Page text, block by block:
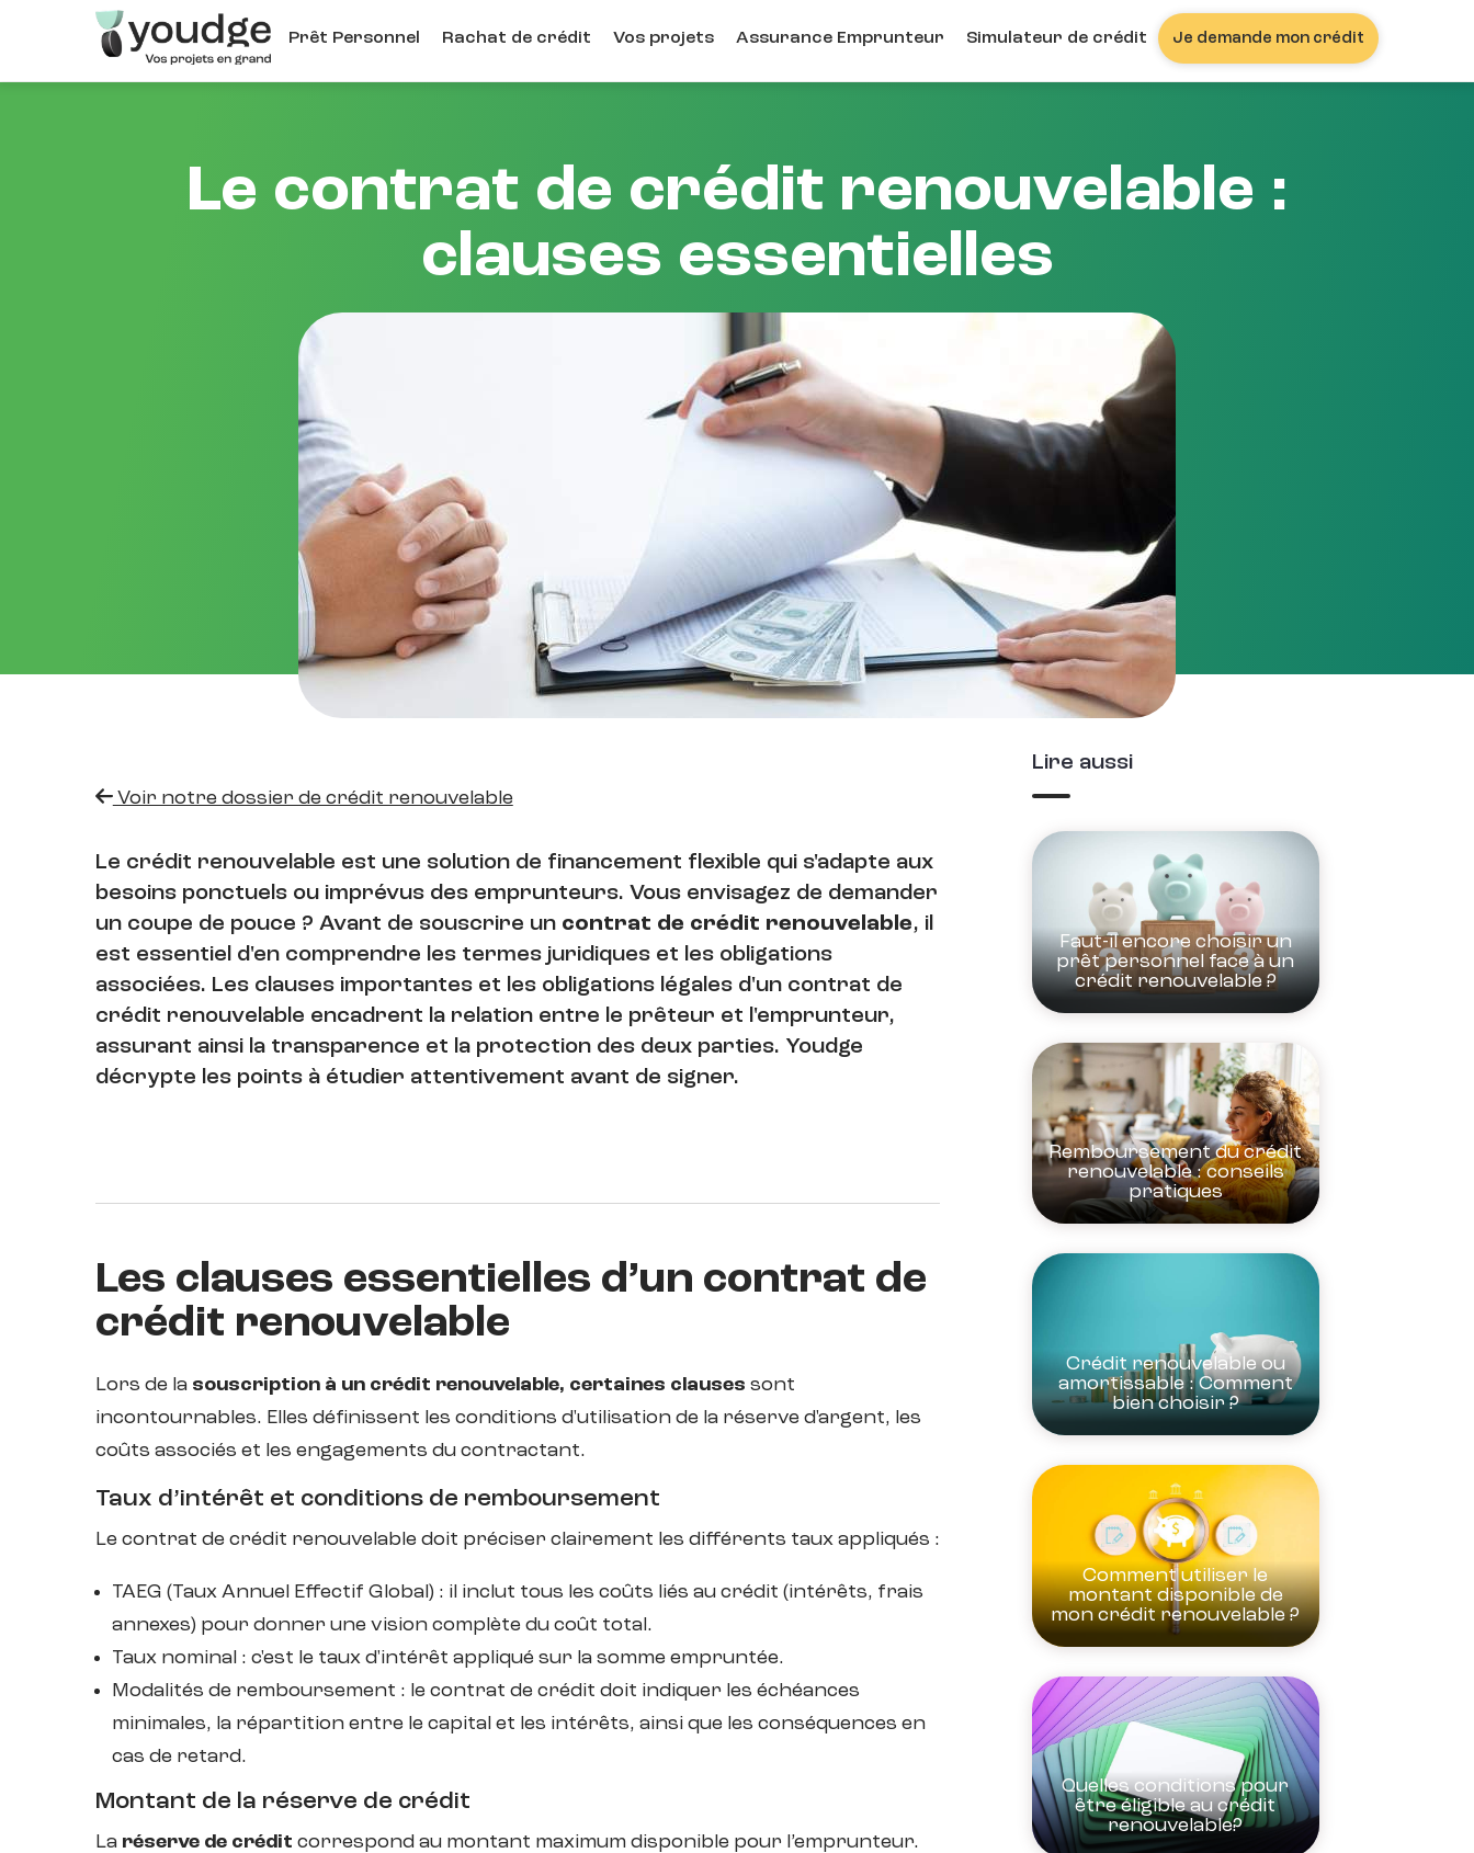
contenu
Prêt Personnel Rachat de crédit Vos projets Assurance Emprunteur Simulateur de crédit Je demande mon crédit
Le contrat de crédit renouvelable :
clauses essentielles
Voir notre dossier de crédit renouvelable
Le crédit renouvelable est une solution de financement flexible qui s'adapte aux
besoins ponctuels ou imprévus des emprunteurs. Vous envisagez de demander
un coupe de pouce ? Avant de souscrire un contrat de crédit renouvelable, il
est essentiel d'en comprendre les termes juridiques et les obligations
associées. Les clauses importantes et les obligations légales d'un contrat de
crédit renouvelable encadrent la relation entre le prêteur et l'emprunteur,
assurant ainsi la transparence et la protection des deux parties. Youdge
décrypte les points à étudier attentivement avant de signer.
Les clauses essentielles d’un contrat de
crédit renouvelable
Lors de la souscription à un crédit renouvelable, certaines clauses sont
incontournables. Elles définissent les conditions d'utilisation de la réserve d'argent, les
coûts associés et les engagements du contractant.
Taux d’intérêt et conditions de remboursement
Le contrat de crédit renouvelable doit préciser clairement les différents taux appliqués :
TAEG (Taux Annuel Effectif Global) : il inclut tous les coûts liés au crédit (intérêts, frais
annexes) pour donner une vision complète du coût total.
Taux nominal : c'est le taux d'intérêt appliqué sur la somme empruntée.
Modalités de remboursement : le contrat de crédit doit indiquer les échéances
minimales, la répartition entre le capital et les intérêts, ainsi que les conséquences en
cas de retard.
Montant de la réserve de crédit
La réserve de crédit correspond au montant maximum disponible pour l’emprunteur.
Lire aussi
Faut-il encore choisir un
prêt personnel face à un
crédit renouvelable ?
Remboursement du crédit
renouvelable : conseils
pratiques
Crédit renouvelable ou
amortissable : Comment
bien choisir ?
Comment utiliser le
montant disponible de
mon crédit renouvelable ?
Quelles conditions pour
être éligible au crédit
renouvelable?